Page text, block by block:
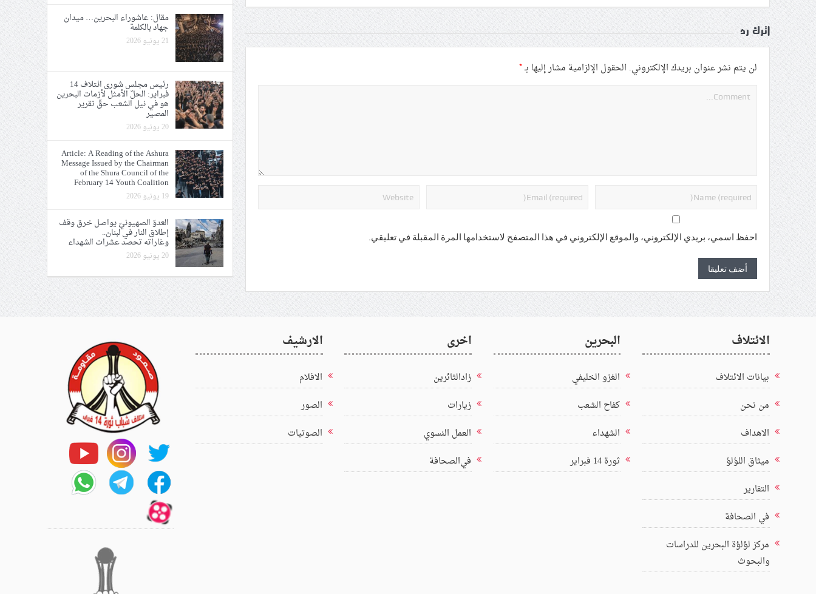
اترك رد
لن يتم نشر عنوان بريدك الإلكتروني. الحقول الإلزامية مشار إليها بـ*
احفظ اسمي، بريدي الإلكتروني، والموقع الإلكتروني في هذا المتصفح لاستخدامها المرة المقبلة في تعليقي.
مقال: عاشوراء البحرين… ميدان
جهاد بالكلمة
21 يونيو 2026
رئيس مجلس شورى ائتلاف 14
فبراير: الحلّ الأمثل لأزمات البحرين
هو في نيل الشعب حقّ تقرير
المصير
20 يونيو 2026
Article: A Reading of the Ashura
Message Issued by the Chairman
of the Shura Council of the
February 14 Youth Coalition
19 يونيو 2026
العدوّ الصهيونيّ يواصل خرق وقف
إطلاق النار في لبنان..
وغاراته تحصد عشرات الشهداء
20 يونيو 2026
الائتلاف
بيانات الائتلاف
من نحن
الاهداف
ميثاق اللؤلؤ
التقارير
في الصحافة
مركز لؤلؤة البحرين للدراسات
والبحوث
البحرين
الغزو الخليفي
كفاح الشعب
الشهداء
ثورة 14 فبراير
اخرى
زادالثائرين
زيارات
العمل النسوي
في‌الصحافة
الارشيف
الافلام
الصور
الصوتيات